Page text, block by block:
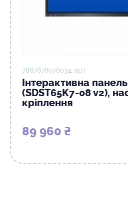
7887878о76о34 арт
Інтерактивна
(SDST65K7-08 v2),
кріплення
89 960 ₴